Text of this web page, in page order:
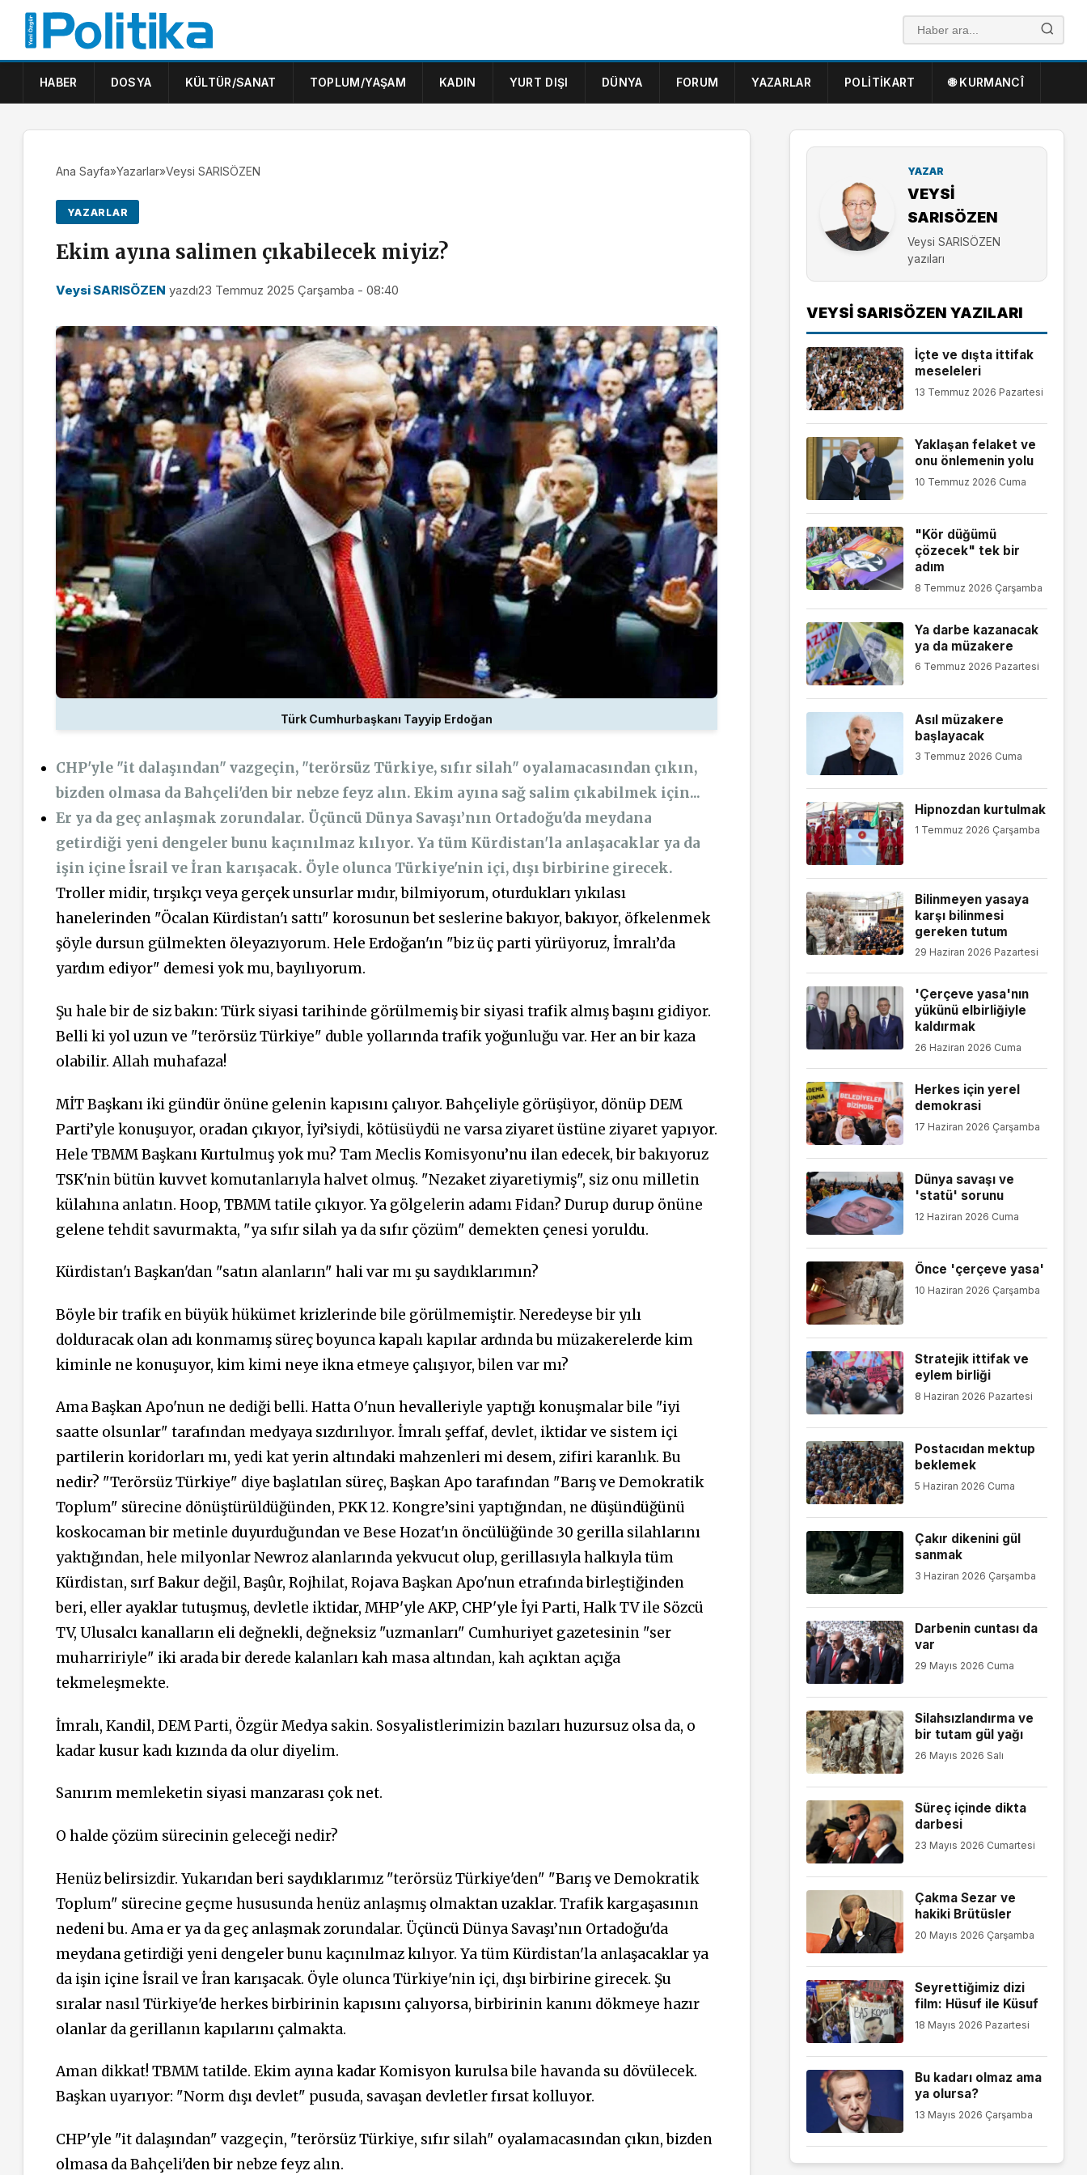
HABER DOSYA KÜLTÜR/SANAT TOPLUM/YAŞAM KADIN YURT DIŞI DÜNYA FORUM YAZARLAR POLITIKART 🌐 KURMANCÎ
Ana Sayfa»Yazarlar»Veysi SARISÖZEN
YAZARLAR
Ekim ayına salimen çıkabilecek miyiz?
Veysi SARISÖZEN yazdı23 Temmuz 2025 Çarşamba - 08:40
Türk Cumhurbaşkanı Tayyip Erdoğan
CHP'yle "it dalaşından" vazgeçin, "terörsüz Türkiye, sıfır silah" oyalamacasından çıkın,
bizden olmasa da Bahçeli'den bir nebze feyz alın. Ekim ayına sağ salim çıkabilmek için...
Er ya da geç anlaşmak zorundalar. Üçüncü Dünya Savaşı’nın Ortadoğu'da meydana
getirdiği yeni dengeler bunu kaçınılmaz kılıyor. Ya tüm Kürdistan'la anlaşacaklar ya da
işin içine İsrail ve İran karışacak. Öyle olunca Türkiye'nin içi, dışı birbirine girecek.
Troller midir, tırşıkçı veya gerçek unsurlar mıdır, bilmiyorum, oturdukları yıkılası
hanelerinden "Öcalan Kürdistan'ı sattı" korosunun bet seslerine bakıyor, bakıyor, öfkelenmek
şöyle dursun gülmekten öleyazıyorum. Hele Erdoğan'ın "biz üç parti yürüyoruz, İmralı’da
yardım ediyor" demesi yok mu, bayılıyorum.
Şu hale bir de siz bakın: Türk siyasi tarihinde görülmemiş bir siyasi trafik almış başını gidiyor.
Belli ki yol uzun ve "terörsüz Türkiye" duble yollarında trafik yoğunluğu var. Her an bir kaza
olabilir. Allah muhafaza!
MİT Başkanı iki gündür önüne gelenin kapısını çalıyor. Bahçeliyle görüşüyor, dönüp DEM
Parti’yle konuşuyor, oradan çıkıyor, İyi’siydi, kötüsüydü ne varsa ziyaret üstüne ziyaret yapıyor.
Hele TBMM Başkanı Kurtulmuş yok mu? Tam Meclis Komisyonu’nu ilan edecek, bir bakıyoruz
TSK'nin bütün kuvvet komutanlarıyla halvet olmuş. "Nezaket ziyaretiymiş", siz onu milletin
külahına anlatın. Hoop, TBMM tatile çıkıyor. Ya gölgelerin adamı Fidan? Durup durup önüne
gelene tehdit savurmakta, "ya sıfır silah ya da sıfır çözüm" demekten çenesi yoruldu.
Kürdistan'ı Başkan'dan "satın alanların" hali var mı şu saydıklarımın?
Böyle bir trafik en büyük hükümet krizlerinde bile görülmemiştir. Neredeyse bir yılı
dolduracak olan adı konmamış süreç boyunca kapalı kapılar ardında bu müzakerelerde kim
kiminle ne konuşuyor, kim kimi neye ikna etmeye çalışıyor, bilen var mı?
Ama Başkan Apo'nun ne dediği belli. Hatta O'nun hevalleriyle yaptığı konuşmalar bile "iyi
saatte olsunlar" tarafından medyaya sızdırılıyor. İmralı şeffaf, devlet, iktidar ve sistem içi
partilerin koridorları mı, yedi kat yerin altındaki mahzenleri mi desem, zifiri karanlık. Bu
nedir? "Terörsüz Türkiye" diye başlatılan süreç, Başkan Apo tarafından "Barış ve Demokratik
Toplum" sürecine dönüştürüldüğünden, PKK 12. Kongre’sini yaptığından, ne düşündüğünü
koskocaman bir metinle duyurduğundan ve Bese Hozat'ın öncülüğünde 30 gerilla silahlarını
yaktığından, hele milyonlar Newroz alanlarında yekvucut olup, gerillasıyla halkıyla tüm
Kürdistan, sırf Bakur değil, Başûr, Rojhilat, Rojava Başkan Apo'nun etrafında birleştiğinden
beri, eller ayaklar tutuşmuş, devletle iktidar, MHP'yle AKP, CHP'yle İyi Parti, Halk TV ile Sözcü
TV, Ulusalcı kanalların eli değnekli, değneksiz "uzmanları" Cumhuriyet gazetesinin "ser
muharririyle" iki arada bir derede kalanları kah masa altından, kah açıktan açığa
tekmeleşmekte.
İmralı, Kandil, DEM Parti, Özgür Medya sakin. Sosyalistlerimizin bazıları huzursuz olsa da, o
kadar kusur kadı kızında da olur diyelim.
Sanırım memleketin siyasi manzarası çok net.
O halde çözüm sürecinin geleceği nedir?
Henüz belirsizdir. Yukarıdan beri saydıklarımız "terörsüz Türkiye'den" "Barış ve Demokratik
Toplum" sürecine geçme hususunda henüz anlaşmış olmaktan uzaklar. Trafik kargaşasının
nedeni bu. Ama er ya da geç anlaşmak zorundalar. Üçüncü Dünya Savaşı’nın Ortadoğu'da
meydana getirdiği yeni dengeler bunu kaçınılmaz kılıyor. Ya tüm Kürdistan'la anlaşacaklar ya
da işin içine İsrail ve İran karışacak. Öyle olunca Türkiye'nin içi, dışı birbirine girecek. Şu
sıralar nasıl Türkiye'de herkes birbirinin kapısını çalıyorsa, birbirinin kanını dökmeye hazır
olanlar da gerillanın kapılarını çalmakta.
Aman dikkat! TBMM tatilde. Ekim ayına kadar Komisyon kurulsa bile havanda su dövülecek.
Başkan uyarıyor: "Norm dışı devlet" pusuda, savaşan devletler fırsat kolluyor.
CHP'yle "it dalaşından" vazgeçin, "terörsüz Türkiye, sıfır silah" oyalamacasından çıkın, bizden
olmasa da Bahçeli'den bir nebze feyz alın.
YAZAR
VEYSI
SARISÖZEN
Veysi SARISÖZEN
yazıları
VEYSI SARISÖZEN YAZILARI
İçte ve dışta ittifak
meseleleri
13 Temmuz 2026 Pazartesi
Yaklaşan felaket ve
onu önlemenin yolu
10 Temmuz 2026 Cuma
"Kör düğümü
çözecek" tek bir
adım
8 Temmuz 2026 Çarşamba
Ya darbe kazanacak
ya da müzakere
6 Temmuz 2026 Pazartesi
Asıl müzakere
başlayacak
3 Temmuz 2026 Cuma
Hipnozdan kurtulmak
1 Temmuz 2026 Çarşamba
Bilinmeyen yasaya
karşı bilinmesi
gereken tutum
29 Haziran 2026 Pazartesi
'Çerçeve yasa'nın
yükünü elbirliğiyle
kaldırmak
26 Haziran 2026 Cuma
Herkes için yerel
demokrasi
17 Haziran 2026 Çarşamba
Dünya savaşı ve
'statü' sorunu
12 Haziran 2026 Cuma
Önce 'çerçeve yasa'
10 Haziran 2026 Çarşamba
Stratejik ittifak ve
eylem birliği
8 Haziran 2026 Pazartesi
Postacıdan mektup
beklemek
5 Haziran 2026 Cuma
Çakır dikenini gül
sanmak
3 Haziran 2026 Çarşamba
Darbenin cuntası da
var
29 Mayıs 2026 Cuma
Silahsızlandırma ve
bir tutam gül yağı
26 Mayıs 2026 Salı
Süreç içinde dikta
darbesi
23 Mayıs 2026 Cumartesi
Çakma Sezar ve
hakiki Brütüsler
20 Mayıs 2026 Çarşamba
Seyrettiğimiz dizi
film: Hüsuf ile Küsuf
18 Mayıs 2026 Pazartesi
Bu kadarı olmaz ama
ya olursa?
13 Mayıs 2026 Çarşamba